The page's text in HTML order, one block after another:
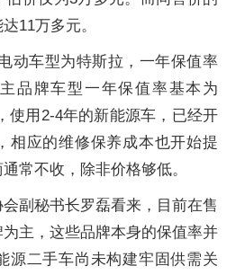
11万多元。
动车型为特斯拉，一年保值率
品牌车型一年保值率基本为
使用2-4年的新能源车，已经开
相应的维修保养成本也开始提
常不收，除非价格够低。
副秘书长罗磊看来，目前在售
主，这些品牌本身的保值率并
源二手车尚未构建牢固供需关